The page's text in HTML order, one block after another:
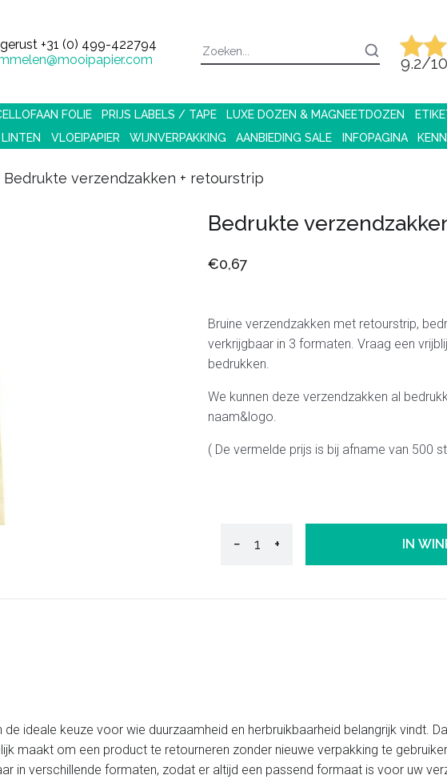
+31 (0) 499-422794
9.2/10
FOLIE PRIJS LABELS / TAPE LUXE DOZEN & MAGNEETDOZEN
LINTEN VLOEIPAPIER WIJNVERPAKKING AANBIEDING SALE INFOPAGINA
Bedrukte verzendzakken + retourstrip
Bedrukte
€0,67
Bruine verzendzakken met retourstrip,
verkrijgbaar in 3 formaten. Vraag een
bedrukken.
We kunnen deze verzendzakken al
naam&logo.
( De vermelde prijs is bij afname van 500
− + IN
ideale keuze voor wie duurzaamheid en herbruikbaarheid belangrijk vindt.
maakt om een product te retourneren zonder nieuwe verpakking te
in verschillende formaten, zodat er altijd een passend formaat is voor uw